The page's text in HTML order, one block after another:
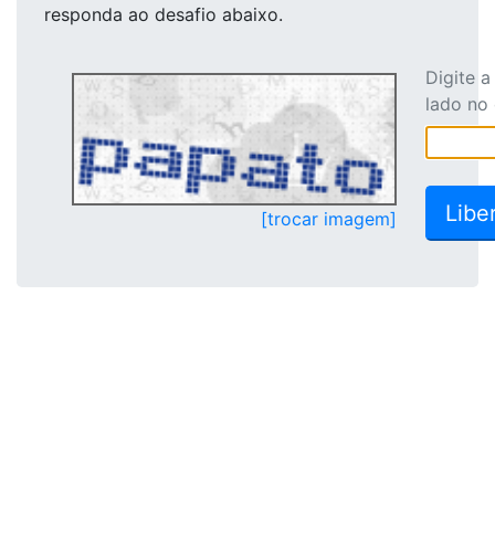
responda ao desafio abaixo.
[trocar imagem]
Digite
lado no